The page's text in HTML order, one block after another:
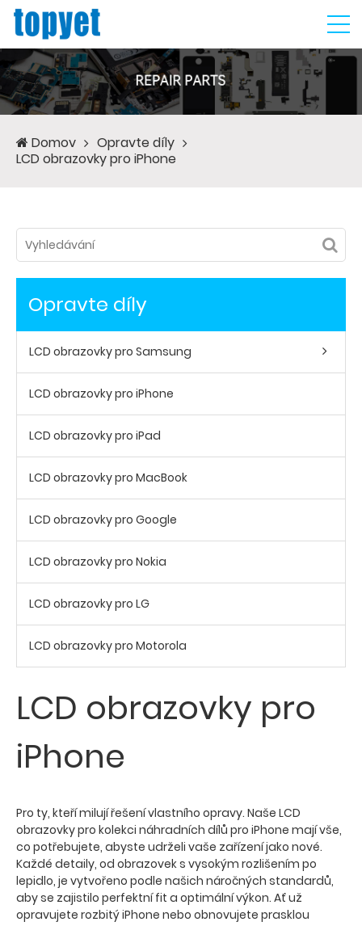
Domov
Opravte díly
LCD obrazovky pro iPhone
Opravte díly
LCD obrazovky pro Samsung
LCD obrazovky pro iPhone
LCD obrazovky pro iPad
LCD obrazovky pro MacBook
LCD obrazovky pro Google
LCD obrazovky pro Nokia
LCD obrazovky pro LG
LCD obrazovky pro Motorola
LCD obrazovky pro
iPhone
Pro ty, kteří milují řešení vlastního opravy. Naše LCD
obrazovky pro kolekci náhradních dílů pro iPhone mají vše,
co potřebujete, abyste udrželi vaše zařízení jako nové.
Každé detaily, od obrazovek s vysokým rozlišením po
lepidlo, je vytvořeno podle našich náročných standardů,
aby se zajistilo perfektní fit a optimální výkon. Ať už
opravujete rozbitý iPhone nebo obnovujete prasklou